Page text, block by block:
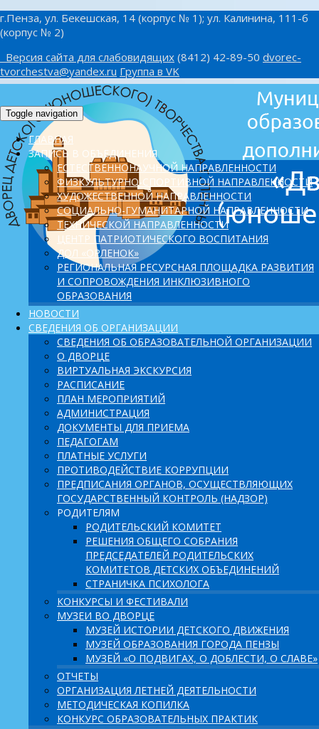
г.Пенза, ул. Бекешская, 14 (корпус № 1); ул. Калинина, 111-б
(корпус № 2)
Версия сайта для слабовидящих (8412) 42-89-50 dvorec-
tvorchestva@yandex.ru Группа в VK
Toggle navigation
ГЛАВНАЯ
ЗАПИСЬ В ОБЪЕДИНЕНИЯ
ЕСТЕСТВЕННОНАУЧНОЙ НАПРАВЛЕННОСТИ
ФИЗКУЛЬТУРНО-СПОРТИВНОЙ НАПРАВЛЕННОСТИ
ХУДОЖЕСТВЕННОЙ НАПРАВЛЕННОСТИ
СОЦИАЛЬНО-ГУМАНИТАРНОЙ НАПРАВЛЕННОСТИ
ТЕХНИЧЕСКОЙ НАПРАВЛЕННОСТИ
ЦЕНТР ПАТРИОТИЧЕСКОГО ВОСПИТАНИЯ
ДОЛ «ОРЛЕНОК»
PЕГИОНАЛЬНАЯ РЕСУРСНАЯ ПЛОЩАДКА РАЗВИТИЯ
И СОПРОВОЖДЕНИЯ ИНКЛЮЗИВНОГО
ОБРАЗОВАНИЯ
НОВОСТИ
СВЕДЕНИЯ ОБ ОРГАНИЗАЦИИ
СВЕДЕНИЯ ОБ ОБРАЗОВАТЕЛЬНОЙ ОРГАНИЗАЦИИ
О ДВОРЦЕ
ВИРТУАЛЬНАЯ ЭКСКУРСИЯ
РАСПИСАНИЕ
ПЛАН МЕРОПРИЯТИЙ
АДМИНИСТРАЦИЯ
ДОКУМЕНТЫ ДЛЯ ПРИЕМА
ПЕДАГОГАМ
ПЛАТНЫЕ УСЛУГИ
ПРОТИВОДЕЙСТВИЕ КОРРУПЦИИ
ПРЕДПИСАНИЯ ОРГАНОВ, ОСУЩЕСТВЛЯЮЩИХ
ГОСУДАРСТВЕННЫЙ КОНТРОЛЬ (НАДЗОР)
РОДИТЕЛЯМ
РОДИТЕЛЬСКИЙ КОМИТЕТ
РЕШЕНИЯ ОБЩЕГО СОБРАНИЯ
ПРЕДСЕДАТЕЛЕЙ РОДИТЕЛЬСКИХ
КОМИТЕТОВ ДЕТСКИХ ОБЪЕДИНЕНИЙ
СТРАНИЧКА ПСИХОЛОГА
КОНКУРСЫ И ФЕСТИВАЛИ
МУЗЕИ ВО ДВОРЦЕ
МУЗЕЙ ИСТОРИИ ДЕТСКОГО ДВИЖЕНИЯ
МУЗЕЙ ОБРАЗОВАНИЯ ГОРОДА ПЕНЗЫ
МУЗЕЙ «О ПОДВИГАХ, О ДОБЛЕСТИ, О СЛАВЕ»
ОТЧЕТЫ
ОРГАНИЗАЦИЯ ЛЕТНЕЙ ДЕЯТЕЛЬНОСТИ
МЕТОДИЧЕСКАЯ КОПИЛКА
КОНКУРС ОБРАЗОВАТЕЛЬНЫХ ПРАКТИК